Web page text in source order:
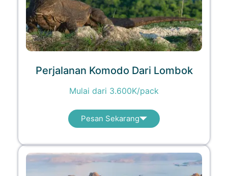
Perjalanan Komodo Dari Lombok
Mulai dari 3.600K/pack
Pesan Sekarang